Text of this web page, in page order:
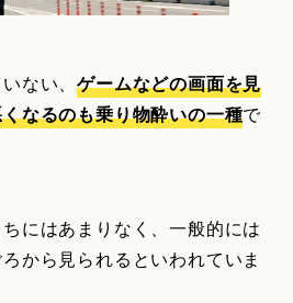
ない、ゲームなどの画面を見
なるのも乗り物酔いの一種で
にはあまりなく、一般的には
から見られるといわれていま